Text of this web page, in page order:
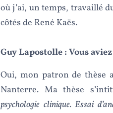
où j’ai, un temps, travaillé
côtés de René Kaës.
Guy Lapostolle : Vous
Oui, mon patron de thèse
Nanterre. Ma thèse
psychologie clinique. Essai